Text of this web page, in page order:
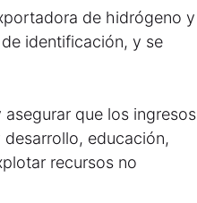
de hidrógeno y
identificación, y se
que los ingresos
educación,
recursos no